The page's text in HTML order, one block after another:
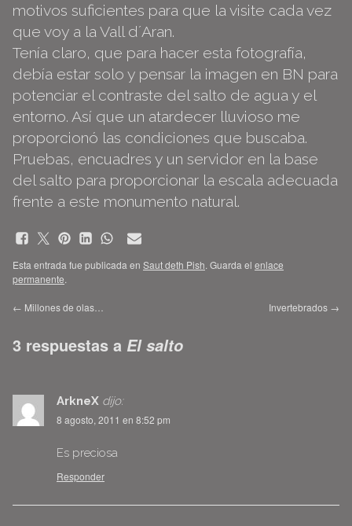
motivos suficientes para que la visite cada vez
que voy a la Vall d´Aran.
Tenía claro, que para hacer esta fotografía,
debía estar solo y pensar la imagen en BN para
potenciar el contraste del salto de agua y el
entorno. Así que un atardecer lluvioso me
proporcionó las condiciones que buscaba.
Pruebas, encuadres y un servidor en la base
del salto para proporcionar la escala adecuada
frente a este monumento natural.
Esta entrada fue publicada en Saut deth Pish. Guarda el enlace
permanente.
← Millones de olas… Invertebrados →
3 respuestas a El salto
ArkneX dijo:
8 agosto, 2011 en 8:52 pm
Es preciosa
Responder